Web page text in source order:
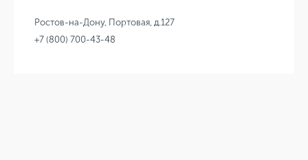
Ростов-на-Дону, Портовая, д.127
+7 (800) 700-43-48